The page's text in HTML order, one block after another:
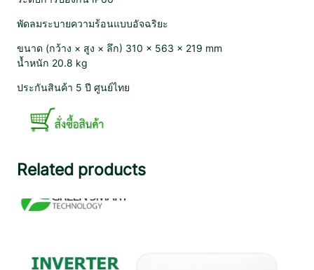
พัดลมระบายความร้อนแบบอัจฉริยะ
ขนาด (กว้าง × สูง × ลึก) 310 × 563 × 219 mm
น้ำหนัก 20.8 kg
ประกันสินค้า 5 ปี ศูนย์ไทย
Related products